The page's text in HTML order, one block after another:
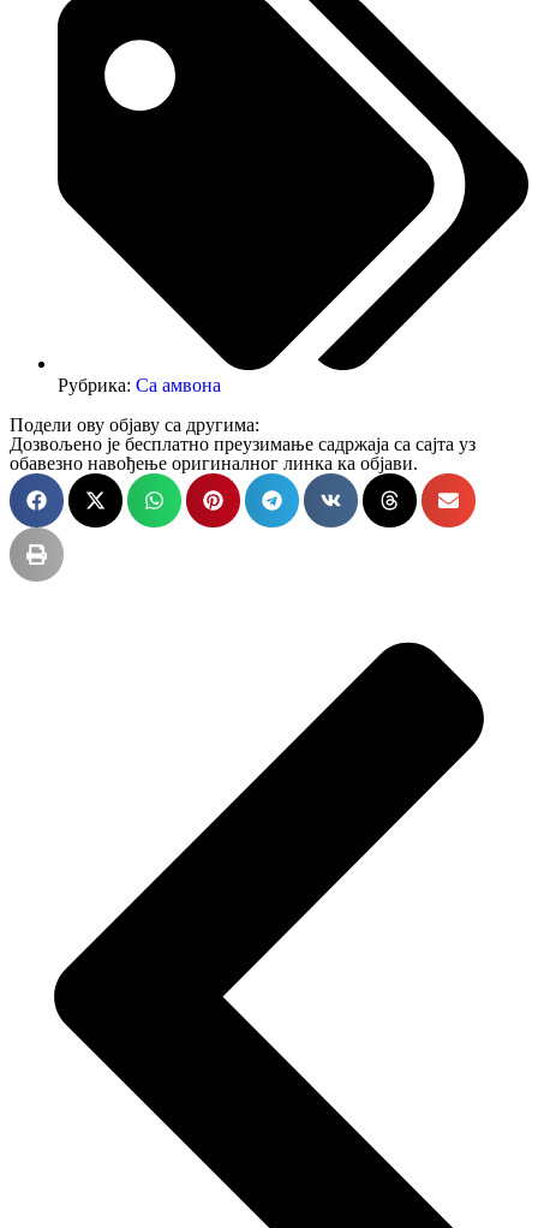
Рубрика: Са амвона
Подели ову објаву са другима:
Дозвољено је бесплатно преузимање садржаја са сајта уз
обавезно навођење оригиналног линка ка објави.